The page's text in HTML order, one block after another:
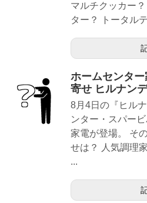
マルチクッカー
ター？ トータル
ホームセンタ
寄せ ヒルナン
8月4日の『ヒル
ンター・スパー
家電が登場。 そ
せは？ 人気調理
...